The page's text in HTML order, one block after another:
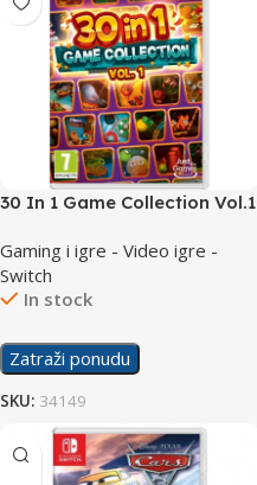
30 In 1 Game Collection Vol.1
Gaming i igre - Video igre -
Switch
In stock
Zatraži ponudu
SKU: 34149